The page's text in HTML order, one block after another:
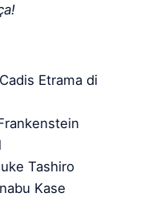
Etrama di
Tashiro
Kase